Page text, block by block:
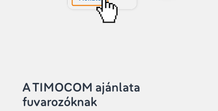
A TIMOCOM ajánlata
fuvarozóknak